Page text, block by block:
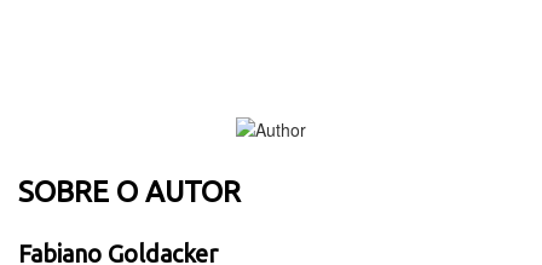
SOBRE O AUTOR
Fabiano Goldacker